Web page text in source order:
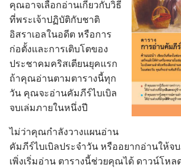
คุณ​อาจ​เลือก​อ่าน​เกี่ยว​กับ​วิธี​
ที่​พระเจ้า​ปฏิบัติ​กับ​ชาติ​
อิสราเอล​ใน​อดีต หรือ​การ​
ก่อ​ตั้ง​และ​การ​เติบโต​ของ​
ประชาคม​คริสเตียน​ยุค​แรก
ถ้า​คุณ​อ่าน​ตาม​ตาราง​นี้​ทุก​
วัน คุณ​จะ​อ่าน​คัมภีร์​ไบเบิล​
จบ​เล่ม​ภาย​ใน​หนึ่ง​ปี
ไม่​ว่า​คุณ​กำลัง​วาง​แผน​อ่าน​
คัมภีร์​ไบเบิล​ประจำ​วัน หรือ​อยาก​อ่าน​ให้​จ
เพิ่ง​เริ่ม​อ่าน ตาราง​นี้​ช่วย​คุณ​ได้ ดาวน์​โห